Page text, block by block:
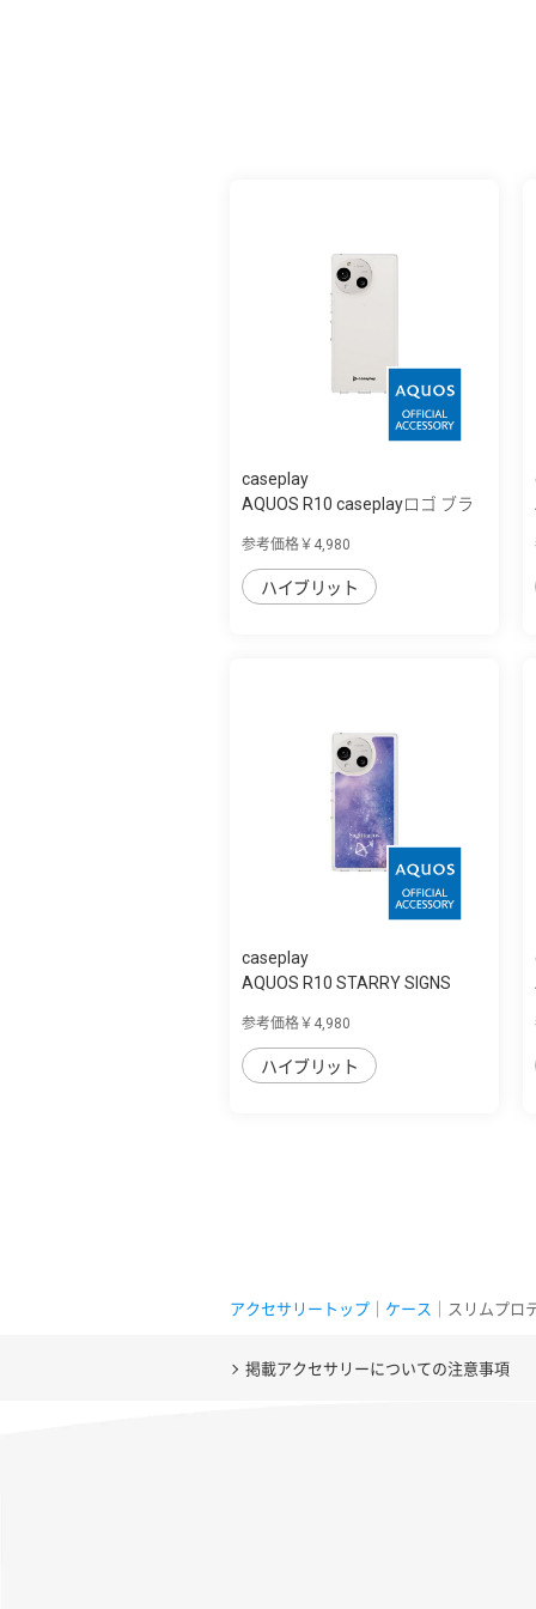
caseplay
AQUOS R10 caseplayロゴ ブラ
参考価格￥4,980
ハイブリット
caseplay
AQUOS R10 STARRY SIGNS
参考価格￥4,980
ハイブリット
アクセサリートップ ケース ｜スリムプロ
掲載アクセサリーについての注意事項